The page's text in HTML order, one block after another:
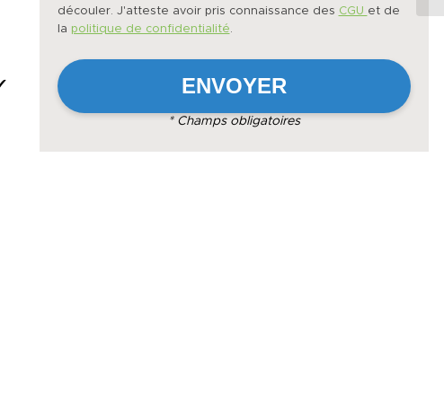
découler. J'atteste avoir pris connaissance des CGU et de
la politique de confidentialité.
* Champs obligatoires